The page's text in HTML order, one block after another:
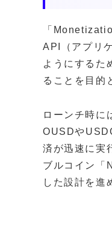
「
API（アプリ
ようにするた
ることを目的
ローンチ時に
OUSDや
済が迅速に実
ブルコイン「
した設計を進